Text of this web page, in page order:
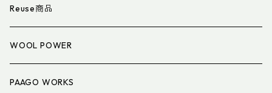
衣類小物
アイウェア
寝具小物
Reuse商品
WOOL POWER
PAAGO WORKS